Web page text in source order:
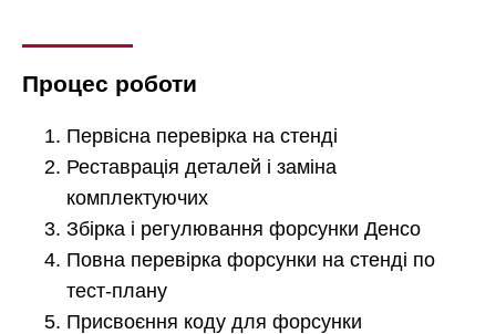
Процес роботи
Первісна перевірка на стенді
Реставрація деталей і заміна
комплектуючих
Збірка і регулювання форсунки Денсо
Повна перевірка форсунки на стенді по
тест-плану
Присвоєння коду для форсунки